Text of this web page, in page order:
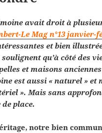
avait droit à
Le Mag n°13 janvier-
et bien
qu’à côté des
et maisons
est aussi « naturel » et
». Mais sans
place.
notre bien commun